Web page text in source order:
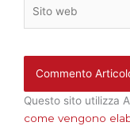
web
Questo sito utilizza
come vengono